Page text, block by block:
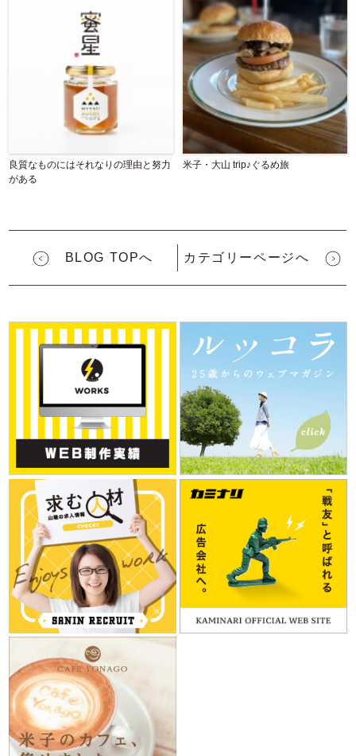
良質なものにはそれなりの理由と努力
がある
米子・大山 trip♪ぐるめ旅
BLOG TOPへ カテゴリーページへ